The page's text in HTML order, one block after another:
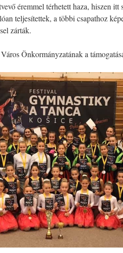
éremmel térhetett haza, hiszen itt
teljesítettek, a többi csapathoz
zárták.
Önkormányzatának a